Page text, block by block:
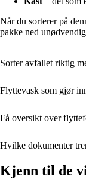
Når du sorterer på
pakke ned
Sorter avfallet riktig
Flyttevask som gjør
Få oversikt over
Hvilke dokumenter
Kjenn til de